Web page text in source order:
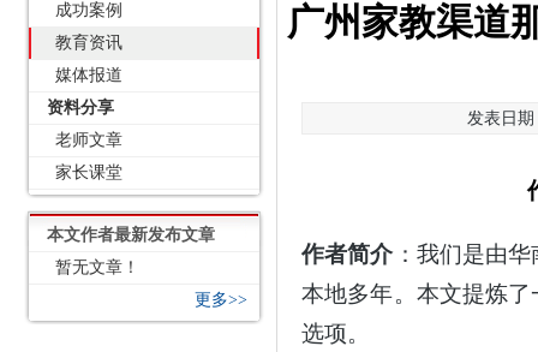
成功案例
教育资讯
媒体报道
资料分享
老师文章
家长课堂
本文作者最新发布文章
暂无文章！
更多>>
广州家教渠道
发表日期
作者简介：我们是由
本地多年。本文提炼
选项。